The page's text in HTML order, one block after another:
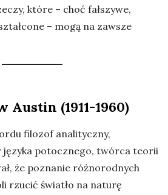
które – choć fałszywe,
– mogą na zawsze
Austin (1911-1960)
filozof analityczny,
języka potocznego, twórca teorii
że poznanie różnorodnych
rzucić światło na naturę